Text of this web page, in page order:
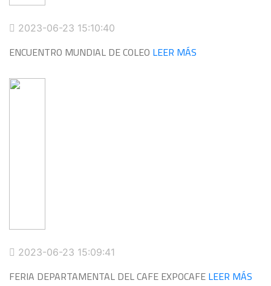
2023-06-23 15:10:40
ENCUENTRO MUNDIAL DE COLEO LEER MÁS
2023-06-23 15:09:41
FERIA DEPARTAMENTAL DEL CAFE EXPOCAFELEER MÁS